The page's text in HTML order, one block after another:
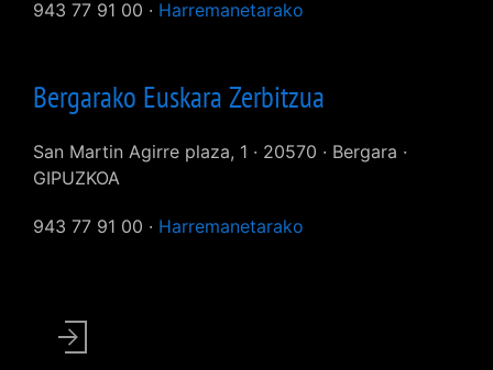
943 77 91 00 · Harremanetarako
Bergarako Euskara Zerbitzua
San Martin Agirre plaza, 1 · 20570 · Bergara ·
GIPUZKOA
943 77 91 00 · Harremanetarako
User
account